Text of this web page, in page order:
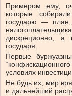
Примером ему,
которые
государю —
дискреционно, а
государя.
Первые
условиях
Не будь их, мир
и дальнейший